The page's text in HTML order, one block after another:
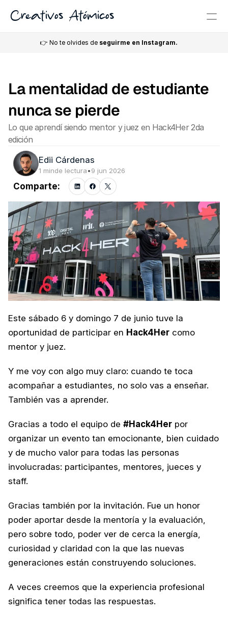
Creativos Atómicos
👉 No te olvides de seguirme en Instagram.
La mentalidad de estudiante
nunca se pierde
Lo que aprendí siendo mentor y juez en Hack4Her 2da
edición
Edii Cárdenas
1 minde lectura•9 jun 2026
Comparte:
Este sábado 6 y domingo 7 de junio tuve la
oportunidad de participar en Hack4Her como
mentor y juez.
Y me voy con algo muy claro: cuando te toca
acompañar a estudiantes, no solo vas a enseñar.
También vas a aprender.
Gracias a todo el equipo de #Hack4Her por
organizar un evento tan emocionante, bien cuidado
y de mucho valor para todas las personas
involucradas: participantes, mentores, jueces y
staff.
Gracias también por la invitación. Fue un honor
poder aportar desde la mentoría y la evaluación,
pero sobre todo, poder ver de cerca la energía,
curiosidad y claridad con la que las nuevas
generaciones están construyendo soluciones.
A veces creemos que la experiencia profesional
significa tener todas las respuestas.